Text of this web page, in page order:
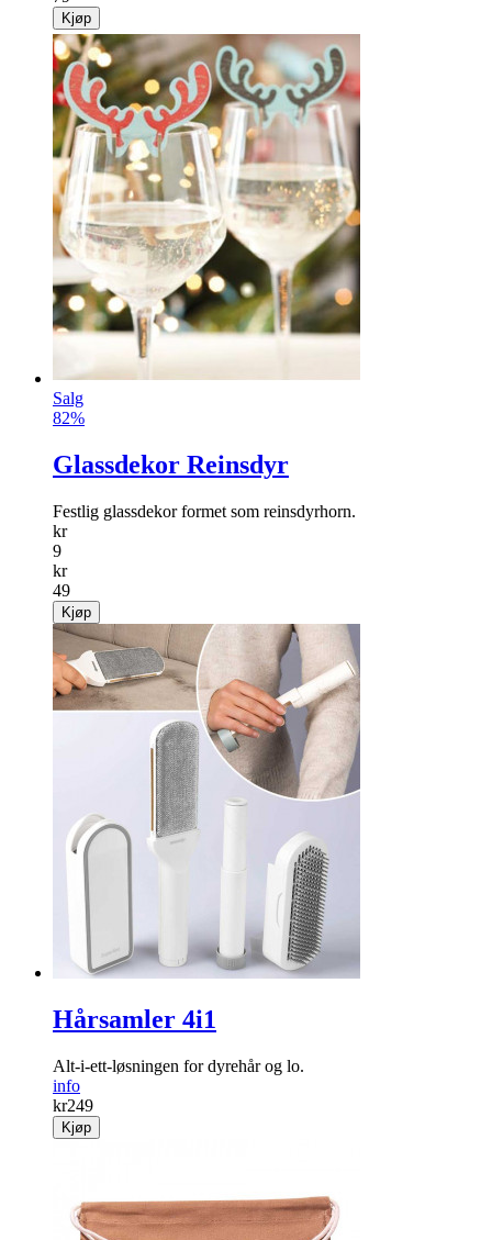
Kjøp
Salg
82%
Glassdekor Reinsdyr
Festlig glassdekor formet som reinsdyrhorn.
kr
9
kr
49
Kjøp
Hårsamler 4i1
Alt-i-ett-løsningen for dyrehår og lo.
info
kr249
Kjøp